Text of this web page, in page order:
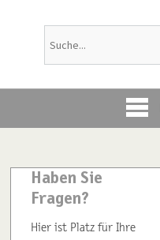
Haben Sie
Fragen?
Hier ist Platz für Ihre